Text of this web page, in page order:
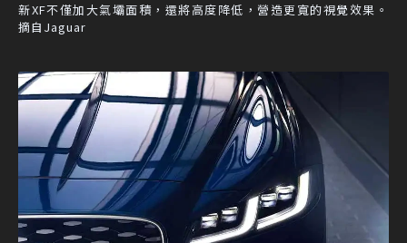
新XF不僅加大氣壩面積，還將高度降低，營造更寬的視覺效果。
摘自Jaguar